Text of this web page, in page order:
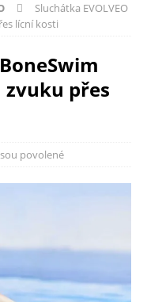
Sluchátka EVOLVEO
lícní kosti
zvuku přes
povolené